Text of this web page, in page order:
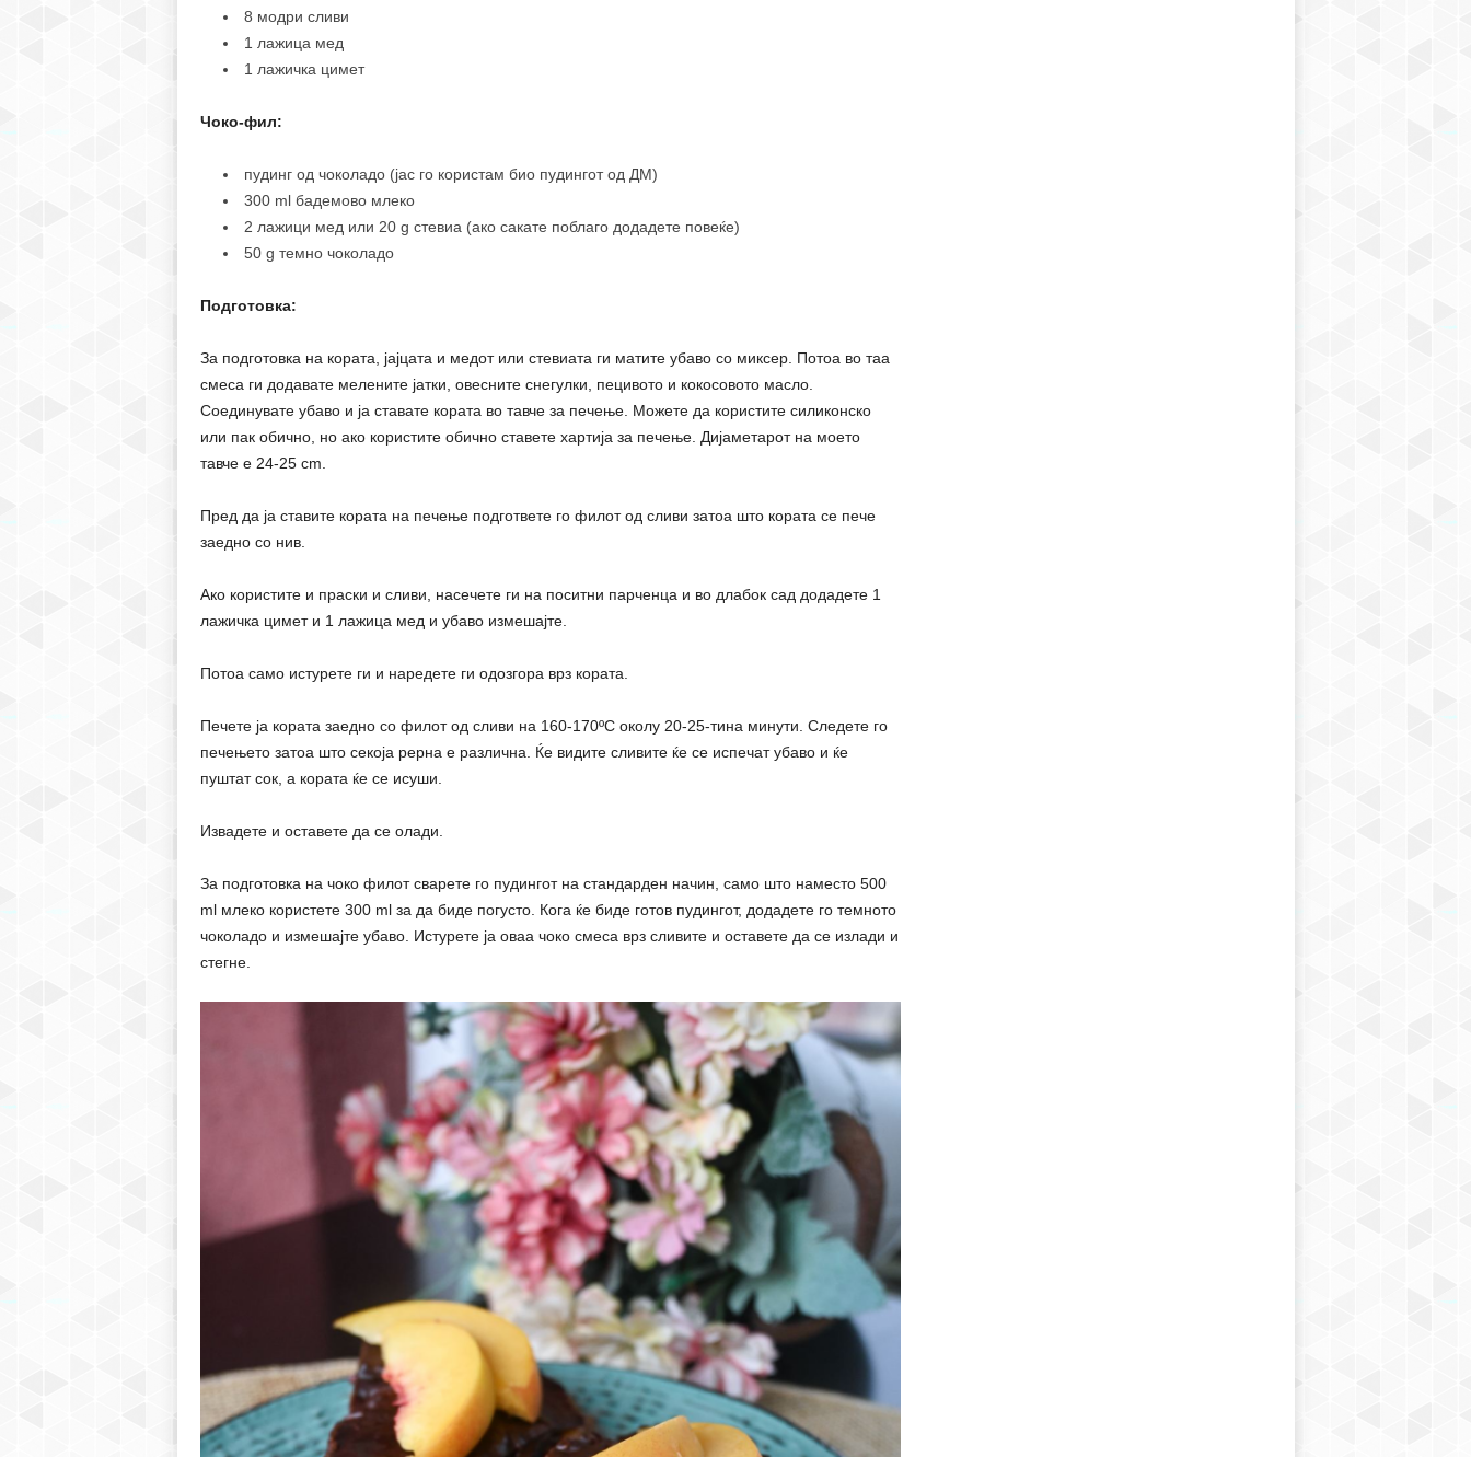
8 модри сливи
1 лажица мед
1 лажичка цимет
Чоко-фил:
пудинг од чоколадо (јас го користам био пудингот од ДМ)
300 ml бадемово млеко
2 лажици мед или 20 g стевиа (ако сакате поблаго додадете повеќе)
50 g темно чоколадо
Подготовка:
За подготовка на кората, јајцата и медот или стевиата ги матите убаво со миксер. Потоа во таа
смеса ги додавате мелените јатки, овесните снегулки, пецивото и кокосовото масло.
Соединувате убаво и ја ставате кората во тавче за печење. Можете да користите силиконско
или пак обично, но ако користите обично ставете хартија за печење. Дијаметарот на моето
тавче е 24-25 cm.
Пред да ја ставите кората на печење подгответе го филот од сливи затоа што кората се пече
заедно со нив.
Ако користите и праски и сливи, насечете ги на поситни парченца и во длабок сад додадете 1
лажичка цимет и 1 лажица мед и убаво измешајте.
Потоа само истурете ги и наредете ги одозгора врз кората.
Печете ја кората заедно со филот од сливи на 160-170ºС околу 20-25-тина минути. Следете го
печењето затоа што секоја рерна е различна. Ќе видите сливите ќе се испечат убаво и ќе
пуштат сок, а кората ќе се исуши.
Извадете и оставете да се олади.
За подготовка на чоко филот сварете го пудингот на стандарден начин, само што наместо 500
ml млеко користете 300 ml за да биде погусто. Кога ќе биде готов пудингот, додадете го темното
чоколадо и измешајте убаво. Истурете ја оваа чоко смеса врз сливите и оставете да се излади и
стегне.